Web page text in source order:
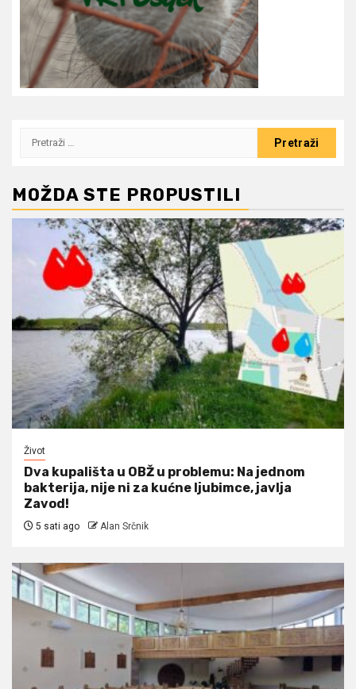
Pretraži:
MOŽDA STE PROPUSTILI
Život
Dva kupališta u OBŽ u problemu: Na jednom
bakterija, nije ni za kućne ljubimce, javlja
Zavod!
5 sati ago Alan Srčnik